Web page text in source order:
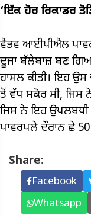
‘ਇੱਕ ਹੋਰ ਰਿਕਾਡਰ
ਵੈਭਵ ਆਈਪੀਐਲ
ਦੂਜਾ ਬੱਲੇਬਾਜ਼ ਬਣ
ਹਾਸਲ ਕੀਤੀ। ਇਹ ਉਸ
ਤੋਂ ਵੱਧ ਸਕੋਰ ਸੀ, ਜਿਸ
ਜਿਸ ਨੇ ਇਹ ਉਪਲਬਧੀ
ਪਾਵਰਪਲੇ ਦੌਰਾਨ ਛੇ
Share:
Facebook
Whatsapp